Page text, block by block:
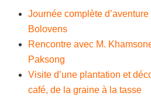
Journée complète
Bolovens
Rencontre avec M.
Paksong
Visite d’une plantation et
café, de la graine à la tasse